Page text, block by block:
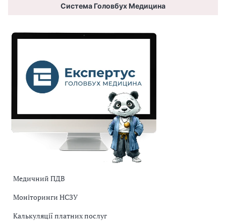
Система Головбух Медицина
Медичний ПДВ
Моніторинги НСЗУ
Калькуляції платних послуг